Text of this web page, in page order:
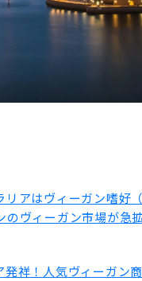
リアはヴィーガン嗜好
のヴィーガン市場が急
発祥！人気ヴィーガン